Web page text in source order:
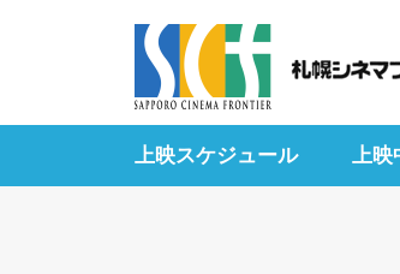
上映スケジュール 上映